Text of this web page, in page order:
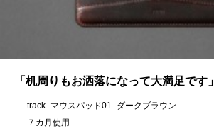
「机周りもお洒落になって大満足です」
track_マウスパッド01_ダークブラウン
７カ月使用